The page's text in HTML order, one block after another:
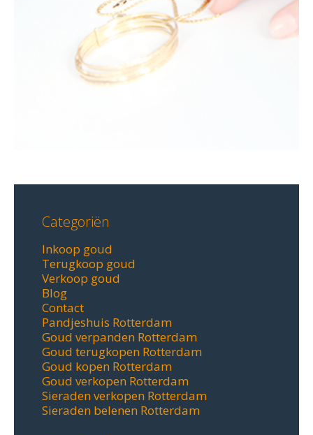
Categoriën
Inkoop goud
Terugkoop goud
Verkoop goud
Blog
Contact
Pandjeshuis Rotterdam
Goud verpanden Rotterdam
Goud terugkopen Rotterdam
Goud kopen Rotterdam
Goud verkopen Rotterdam
Sieraden verkopen Rotterdam
Sieraden belenen Rotterdam